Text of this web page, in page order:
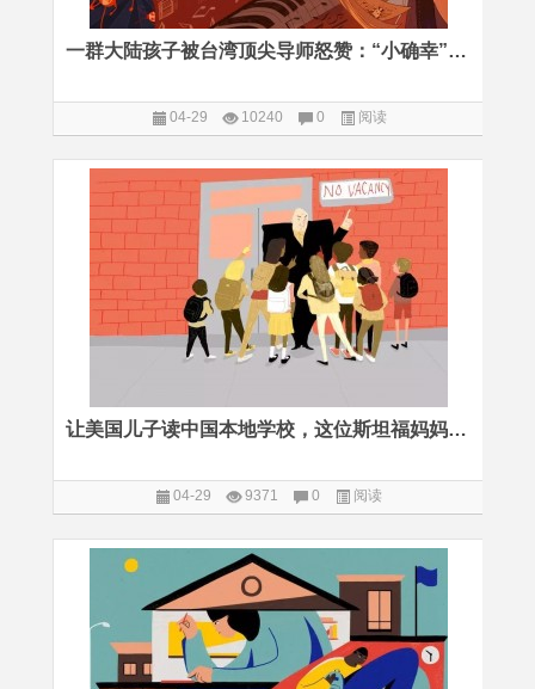
一群大陆孩子被台湾顶尖导师怒赞：“小确幸”与“大创新”
04-29 10240 0 阅读
让美国儿子读中国本地学校，这位斯坦福妈妈为何青睐“权威、刻板”的中式教育？
04-29 9371 0 阅读